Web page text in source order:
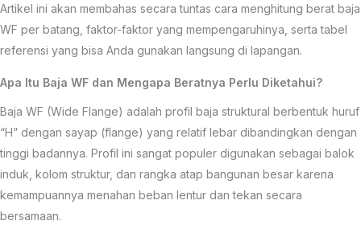
Artikel ini akan membahas secara tuntas cara menghitung berat baja
WF per batang, faktor-faktor yang mempengaruhinya, serta tabel
referensi yang bisa Anda gunakan langsung di lapangan.
Apa Itu Baja WF dan Mengapa Beratnya Perlu Diketahui?
Baja WF (Wide Flange) adalah profil baja struktural berbentuk huruf
“H” dengan sayap (flange) yang relatif lebar dibandingkan dengan
tinggi badannya. Profil ini sangat populer digunakan sebagai balok
induk, kolom struktur, dan rangka atap bangunan besar karena
kemampuannya menahan beban lentur dan tekan secara
bersamaan.